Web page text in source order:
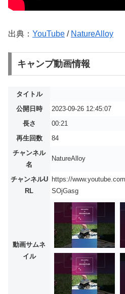
出典： YouTube / NatureAlloy
キャンプ動画情報
タイトル
公開日時
2023-09-26 12:45:07
長さ
00:21
再生回数
84
チャンネル
名
NatureAlloy
チャンネルU
RL
https://
SOjGasg
動画サムネ
イル